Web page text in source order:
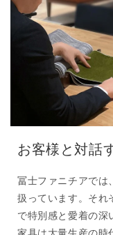
お客様と対話
冨士ファニチアでは
扱っています。それ
で特別感と愛着の深